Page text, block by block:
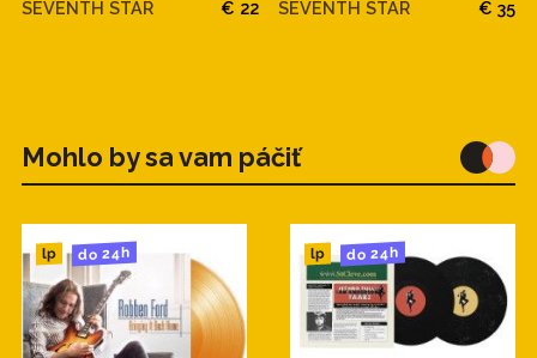
SEVENTH STAR € 22 SEVENTH STAR € 35
Mohlo by sa vam páčiť
lp do 24h lp do 24h